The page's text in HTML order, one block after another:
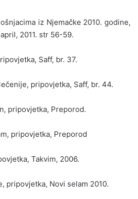
iz Njemačke 2010. godine,
2011. str 56-59.
Saff, br. 37.
pripovjetka, Saff, br. 44.
Preporod.
pripovjetka, Preporod
Takvim, 2006.
pripovjetka, Novi selam 2010.